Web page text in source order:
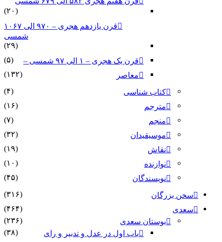
(۲۰)
قرن یازدهم هجری – ۹۷۰ الی ۱۰۶۷
شمسی
(۲۹)
قرن یک هجری – ۱ الی ۹۷ شمسی –
(۵)
معاصر
(۱۳۲)
کتاب شناسی
(۴)
مترجم
(۱۶)
منجم
(۷)
موسیقیدان
(۳۲)
نقاش
(۱۹)
نوازنده
(۱۰)
نویسندگان
(۴۵)
سخن بزرگان
(۳۱۶)
سعدی
(۴۶۴)
بوستان سعدی
(۲۳۶)
باب اول در عدل و تدبیر و رای
(۳۸)